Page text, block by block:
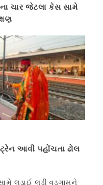
ચાર જેટલા કેસ સામે
આવી પહોંચતા ઢોલ